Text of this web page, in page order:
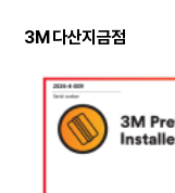
3M 다산지금점